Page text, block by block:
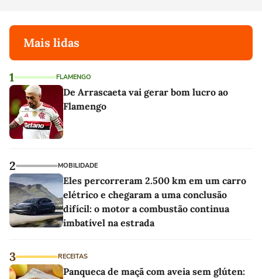
Mais lidas
1 FLAMENGO
De Arrascaeta vai gerar bom lucro ao
Flamengo
2 MOBILIDADE
Eles percorreram 2.500 km em um carro
elétrico e chegaram a uma conclusão
difícil: o motor a combustão continua
imbatível na estrada
3 RECEITAS
Panqueca de maçã com aveia sem glúten: